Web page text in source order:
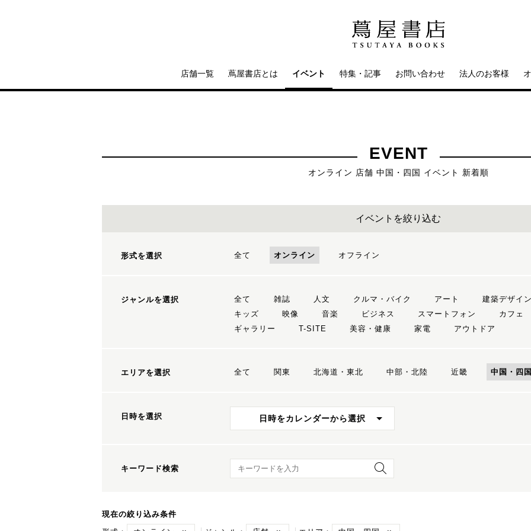
店舗一覧 蔦屋書店とは イベント 特集・記事 お問い合わせ 法人のお客様
EVENT
オンライン 店舗 中国・四国 イベント 新着順
イベントを絞り込む
形式を選択 全て オンライン オフライン
ジャンルを選択 全て 雑誌 人文 クルマ・バイク アート 建築デザイン
キッズ
映像 音楽 ビジネス スマートフォン カフェ
ギャラリー
T-SITE 美容・健康 家電 アウトドア
エリアを選択 全て 関東 北海道・東北 中部・北陸 近畿 中国・四国
日時を選択 日時をカレンダーから選択
キーワード検索 キーワード検索
現在の絞り込み条件